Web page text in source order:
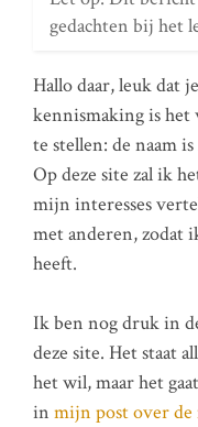
gedachten bij het
Hallo daar, leuk dat
kennismaking is het
te stellen: de naam
Op deze site zal ik
mijn interesses
met anderen, zodat
heeft.
Ik ben nog druk in
deze site. Het staat
het wil, maar het
in mijn post over de